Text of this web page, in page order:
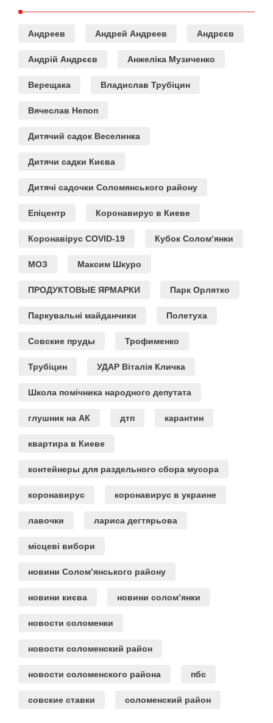
Андреев Андрей Андреев Андрєєв
Андрій Андрєєв Анжеліка Музиченко
Верещака Владислав Трубіцин
Вячеслав Непоп
Дитячий садок Веселинка
Дитячи садки Києва
Дитячі садочки Соломянського району
Епіцентр Коронавирус в Киеве
Коронавірус COVID-19 Кубок Солом‘янки
МОЗ Максим Шкуро
ПРОДУКТОВЫЕ ЯРМАРКИ Парк Орлятко
Паркувальні майданчики Полетуха
Совские пруды Трофименко
Трубіцин УДАР Віталія Кличка
Школа помічника народного депутата
глушник на АК дтп карантин
квартира в Киеве
контейнеры для раздельного сбора мусора
коронавирус коронавирус в украине
лавочки лариса дегтярьова
місцеві вибори
новини Солом’янського району
новини києва новини солом’янки
новости соломенки
новости соломенский район
новости соломенского района пбс
совские ставки соломенский район